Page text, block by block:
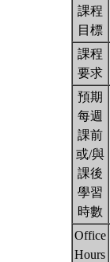
課程
目標
課程
要求
預期
每週
課前
或/與
課後
學習
時數
Office
Hours